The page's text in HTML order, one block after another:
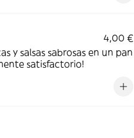
4,00 €
y salsas sabrosas en un pan
satisfactorio!